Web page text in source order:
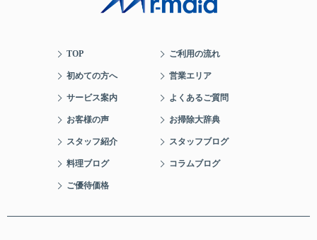
TOP ご利用の流れ
初めての方へ 営業エリア
サービス案内 よくあるご質問
お客様の声 お掃除大辞典
スタッフ紹介 スタッフブログ
料理ブログ コラムブログ
ご優待価格